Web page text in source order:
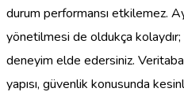
durum performansı etkilemez.
yönetilmesi de oldukça kolaydır;
deneyim elde edersiniz.
yapısı, güvenlik konusunda